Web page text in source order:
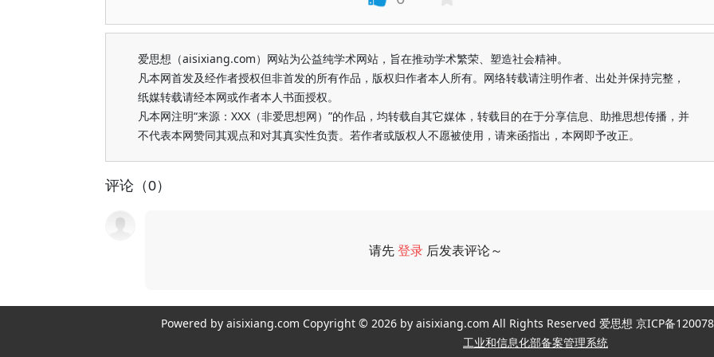
爱思想（aisixiang.com）网站为公益纯学术网站，旨在推动学术繁荣、塑造社会精神。
凡本网首发及经作者授权但非首发的所有作品，版权归作者本人所有。网络转载请注明作者、出处并保持完整，
纸媒转载请经本网或作者本人书面授权。
凡本网注明“来源：XXX（非爱思想网）”的作品，均转载自其它媒体，转载目的在于分享信息、助推思想传播，并
不代表本网赞同其观点和对其真实性负责。若作者或版权人不愿被使用，请来函指出，本网即予改正。
评论（0）
请先登录 后发表评论～
Powered by aisixiang.com Copyright © 2026 by aisixiang.com All Rights Reserved 爱思想 京ICP备
工业和信息化部备案管理系统